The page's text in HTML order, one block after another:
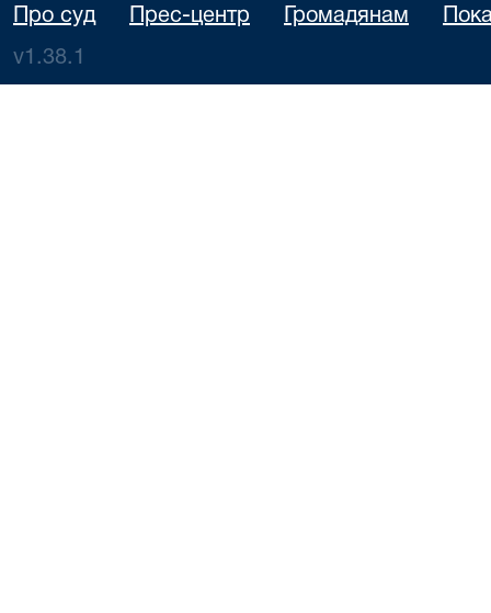
Про суд Прес-центр Громадянам
v1.38.1